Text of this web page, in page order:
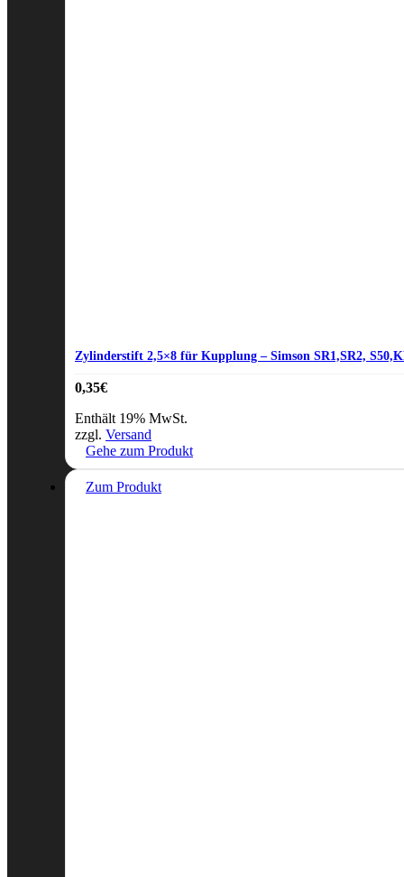
Zylinderstift 2,5×8 für Kupplung – Simson SR1,SR2,
0,35€
Enthält 19% MwSt.
zzgl. Versand
Gehe zum Produkt
Zum Produkt